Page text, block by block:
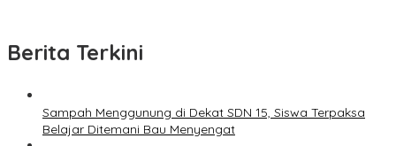
Berita Terkini
Sampah Menggunung di Dekat SDN 15, Siswa Terpaksa
Belajar Ditemani Bau Menyengat